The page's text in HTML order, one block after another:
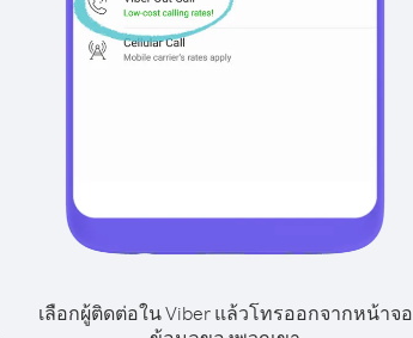
เลือกผู้ติดต่อใน Viber แล้วโทรออกจากหน้าจอ